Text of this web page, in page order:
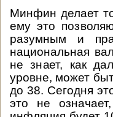
Минфин делает
ему это
разумным и
национальная
не знает, как
уровне, может
до 38. Сегодня
это не